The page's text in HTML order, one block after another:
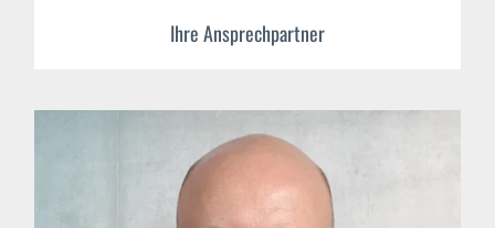
Ihre Ansprechpartner